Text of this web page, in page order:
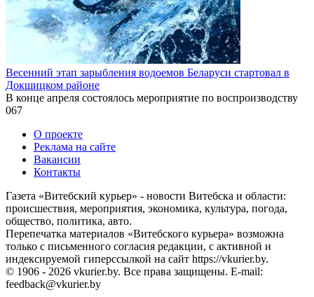
Весенний этап зарыбления водоемов Беларуси стартовал в
Докшицком районе
В конце апреля состоялось мероприятие по воспроизводству
067
О проекте
Реклама на сайте
Вакансии
Контакты
Газета «Витебский курьер» - новости Витебска и области:
происшествия, мероприятия, экономика, культура, погода,
общество, политика, авто.
Перепечатка материалов «Витебского курьера» возможна
только с письменного согласия редакции, с активной и
индексируемой гиперссылкой на сайт https://vkurier.by.
© 1906 - 2026 vkurier.by. Все права защищены. E-mail:
feedback@vkurier.by